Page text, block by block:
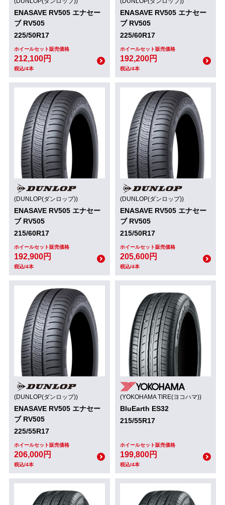
ENASAVE RV505 エナセー
ブ RV505
225/50R17
ホイールセット販売価格
212,100円
税込/4本
ENASAVE RV505 エナセー
ブ RV505
225/60R17
ホイールセット販売価格
192,200円
税込/4本
(DUNLOP(ダンロップ))
ENASAVE RV505 エナセー
ブ RV505
215/60R17
ホイールセット販売価格
192,900円
税込/4本
(DUNLOP(ダンロップ))
ENASAVE RV505 エナセー
ブ RV505
215/50R17
ホイールセット販売価格
205,600円
税込/4本
(DUNLOP(ダンロップ))
ENASAVE RV505 エナセー
ブ RV505
225/55R17
ホイールセット販売価格
206,000円
税込/4本
(YOKOHAMA TIRE(ヨコハマ))
BluEarth ES32
215/55R17
ホイールセット販売価格
199,800円
税込/4本